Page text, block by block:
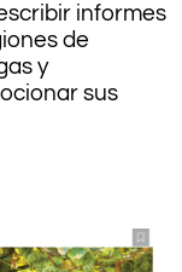
informes
de
y
sus